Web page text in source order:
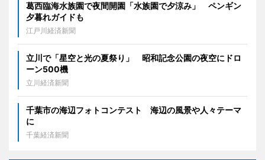
葛西臨海水族園で夜間開園「水族園で夕涼み」 ペンギン
夕暮れガイドも
江戸川経済新聞
立川で「星空と光の夏祭り」 昭和記念公園の夜空にドロ
ーン500機
立川経済新聞
千葉市の海辺フォトコンテスト 海辺の風景や人々テーマ
に
千葉経済新聞